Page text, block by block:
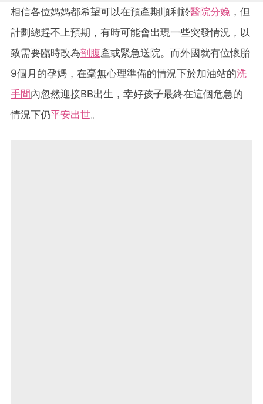
相信各位媽媽都希望可以在預產期順利於醫院分娩 ，但
計劃總趕不上預期，有時可能會出現一些突發情況，以
致需要臨時改為剖腹產或緊急送院。而外國就有位懷胎
9個月的孕媽，在毫無心理準備的情況下於加油站的洗
手間內忽然迎接BB出生，幸好孩子最終在這個危急的
情況下仍平安出世。